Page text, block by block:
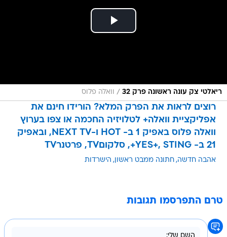
ריאלטי צק עונה ראשונה פרק 32 / וואלה פלוס
רוצים לראות את הפרק המלא? הורידו חינם את
אפליקציית וואלה+ לטלויזיה החכמה או צפו בערוץ
וואלה פלוס באפיק 1 ב- HOT ו-NEXT TV, ובאפיק
21 ב- YES+, STING+, סלקוםTV, פרטנרTV
אהבה חדשה חתונה ממבט ראשון הישרדות
טרם התפרסמו תגובות